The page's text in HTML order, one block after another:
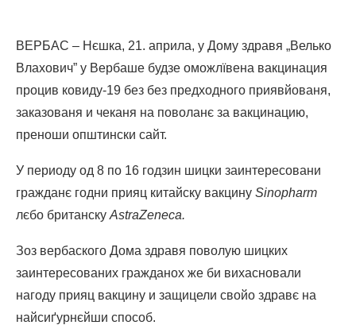
ВЕРБАС – Нєшка, 21. априла, у Дому здравя „Велько
Влахович” у Вербаше будзе оможлївена вакцинация
процив ковиду-19 без без предходного приявйованя,
заказованя и чеканя на поволанє за вакцинацию,
преноши општински сайт.
У периоду од 8 по 16 годзин шицки заинтересовани
гражданє годни прияц китайску вакцину Sinopharm
лєбо британску AstraZeneca.
Зоз вербаского Дома здравя поволую шицких
заинтересованих гражданох же би вихасновали
нагоду прияц вакцину и защицели свойо здравє на
найсиґурнєйши способ.